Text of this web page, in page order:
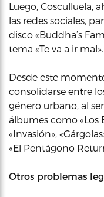
Luego, Cosculluela,
las redes sociales,
disco «Buddha’s
tema «Te va a ir mal».
Desde este
consolidarse entre
género urbano, al
álbumes como «Los
«Invasión»,
«El Pentágono
Otros problemas